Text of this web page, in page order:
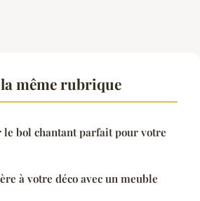
même rubrique
bol chantant parfait pour votre
à votre déco avec un meuble